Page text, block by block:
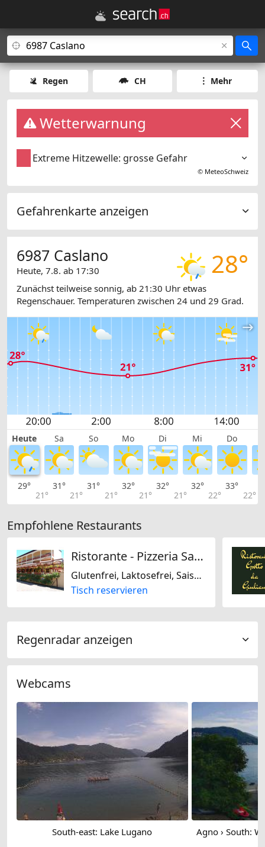
Regen CH Mehr
Wetterwarnung
Extreme Hitzewelle: grosse Gefahr
© MeteoSchweiz
Gefahrenkarte anzeigen
28°
6987 Caslano
Heute, 7.8. ab 17:30
Zunächst teilweise sonnig, ab 21:30 Uhr etwas
Regenschauer. Temperaturen zwischen 24 und 29 Grad.
Heute Sa So Mo Di Mi Do
29°
21°
31°
21°
31°
21°
32°
21°
32°
21°
32°
22°
33°
22°
Empfohlene Restaurants
Ristorante - Pizzeria San Michele
Glutenfrei, Laktosefrei, Saisonal, Mediterran, Schweizerisch, Italienisch
Tisch reservieren
Regenradar anzeigen
Webcams
South-east: Lake Lugano